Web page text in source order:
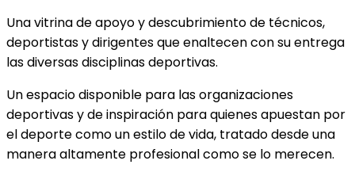
Una vitrina de apoyo y descubrimiento de técnicos,
deportistas y dirigentes que enaltecen con su entrega
las diversas disciplinas deportivas.
Un espacio disponible para las organizaciones
deportivas y de inspiración para quienes apuestan por
el deporte como un estilo de vida, tratado desde una
manera altamente profesional como se lo merecen.